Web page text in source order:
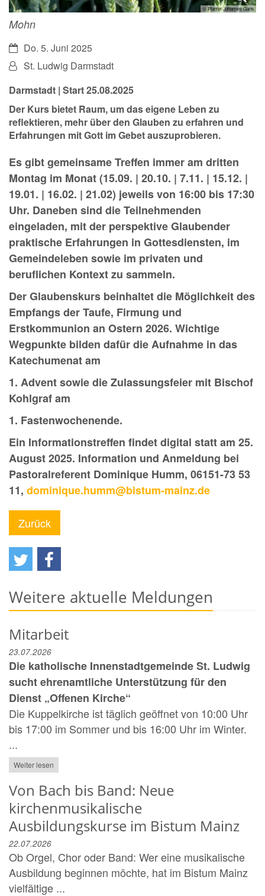
© Pfarrer Johannes Gans
Mohn
Datum:Do. 5. Juni 2025
Von:St. Ludwig Darmstadt
Darmstadt | Start 25.08.2025
Der Kurs bietet Raum, um das eigene Leben zu
reflektieren, mehr über den Glauben zu erfahren und
Erfahrungen mit Gott im Gebet auszuprobieren.
Es gibt gemeinsame Treffen immer am dritten
Montag im Monat (15.09. | 20.10. | 7.11. | 15.12. |
19.01. | 16.02. | 21.02) jeweils von 16:00 bis 17:30
Uhr. Daneben sind die Teilnehmenden
eingeladen, mit der perspektive Glaubender
praktische Erfahrungen in Gottesdiensten, im
Gemeindeleben sowie im privaten und
beruflichen Kontext zu sammeln.
Der Glaubenskurs beinhaltet die Möglichkeit des
Empfangs der Taufe, Firmung und
Erstkommunion an Ostern 2026. Wichtige
Wegpunkte bilden dafür die Aufnahme in das
Katechumenat am
1. Advent sowie die Zulassungsfeier mit Bischof
Kohlgraf am
1. Fastenwochenende.
Ein Informationstreffen findet digital statt am 25.
August 2025. Information und Anmeldung bei
Pastoralreferent Dominique Humm, 06151-73 53
11, dominique.humm@bistum-mainz.de
Zurück
Weitere aktuelle Meldungen
Mitarbeit
23.07.2026
Die katholische Innenstadtgemeinde St. Ludwig
sucht ehrenamtliche Unterstützung für den
Dienst „Offenen Kirche“
Die Kuppelkirche ist täglich geöffnet von 10:00 Uhr
bis 17:00 im Sommer und bis 16:00 Uhr im Winter.
...
Weiter lesen
Von Bach bis Band: Neue
kirchenmusikalische
Ausbildungskurse im Bistum Mainz
22.07.2026
Ob Orgel, Chor oder Band: Wer eine musikalische
Ausbildung beginnen möchte, hat im Bistum Mainz
vielfältige ...